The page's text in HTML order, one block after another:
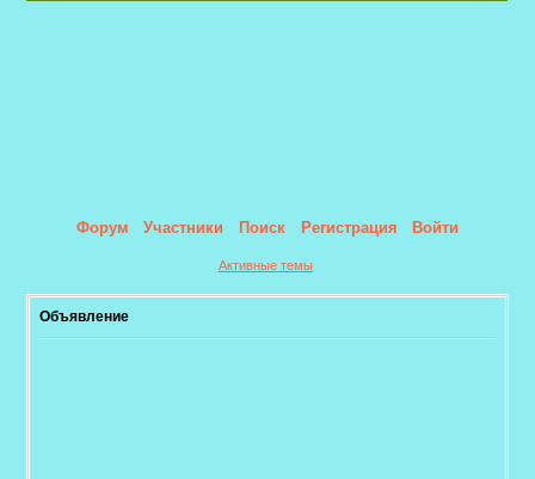
Форум Участники Поиск Регистрация Войти
Активные темы
Объявление